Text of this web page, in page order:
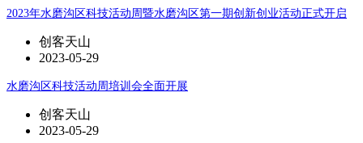
2023年水磨沟区科技活动周暨水磨沟区第一期创新创业活动正式开启
创客天山
2023-05-29
水磨沟区科技活动周培训会全面开展
创客天山
2023-05-29